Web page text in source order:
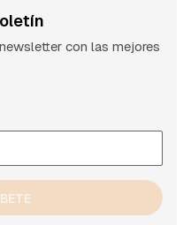
con las mejores